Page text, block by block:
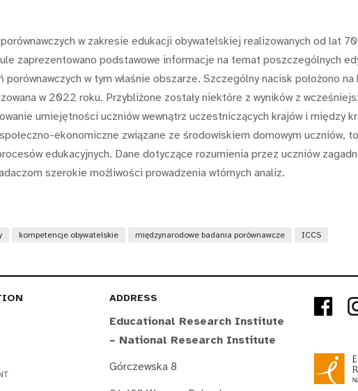
w zakresie edukacji obywatelskiej realizowanych od lat
zaprezentowano podstawowe informacje na temat poszczególnych
w tym właśnie obszarze. Szczególny nacisk położono na
w 2022 roku. Przybliżone zostały niektóre z wyników z
umiejętności uczniów wewnątrz uczestniczących krajów i między
ekonomiczne związane ze środowiskiem domowym uczniów,
edukacyjnych. Dane dotyczące rozumienia przez uczniów
szerokie możliwości prowadzenia wtórnych analiz.
kompetencje obywatelskie międzynarodowe badania porównawcze ICCS
ADDRESS
Educational Research Institute
– National Research Institute
Górczewska 8